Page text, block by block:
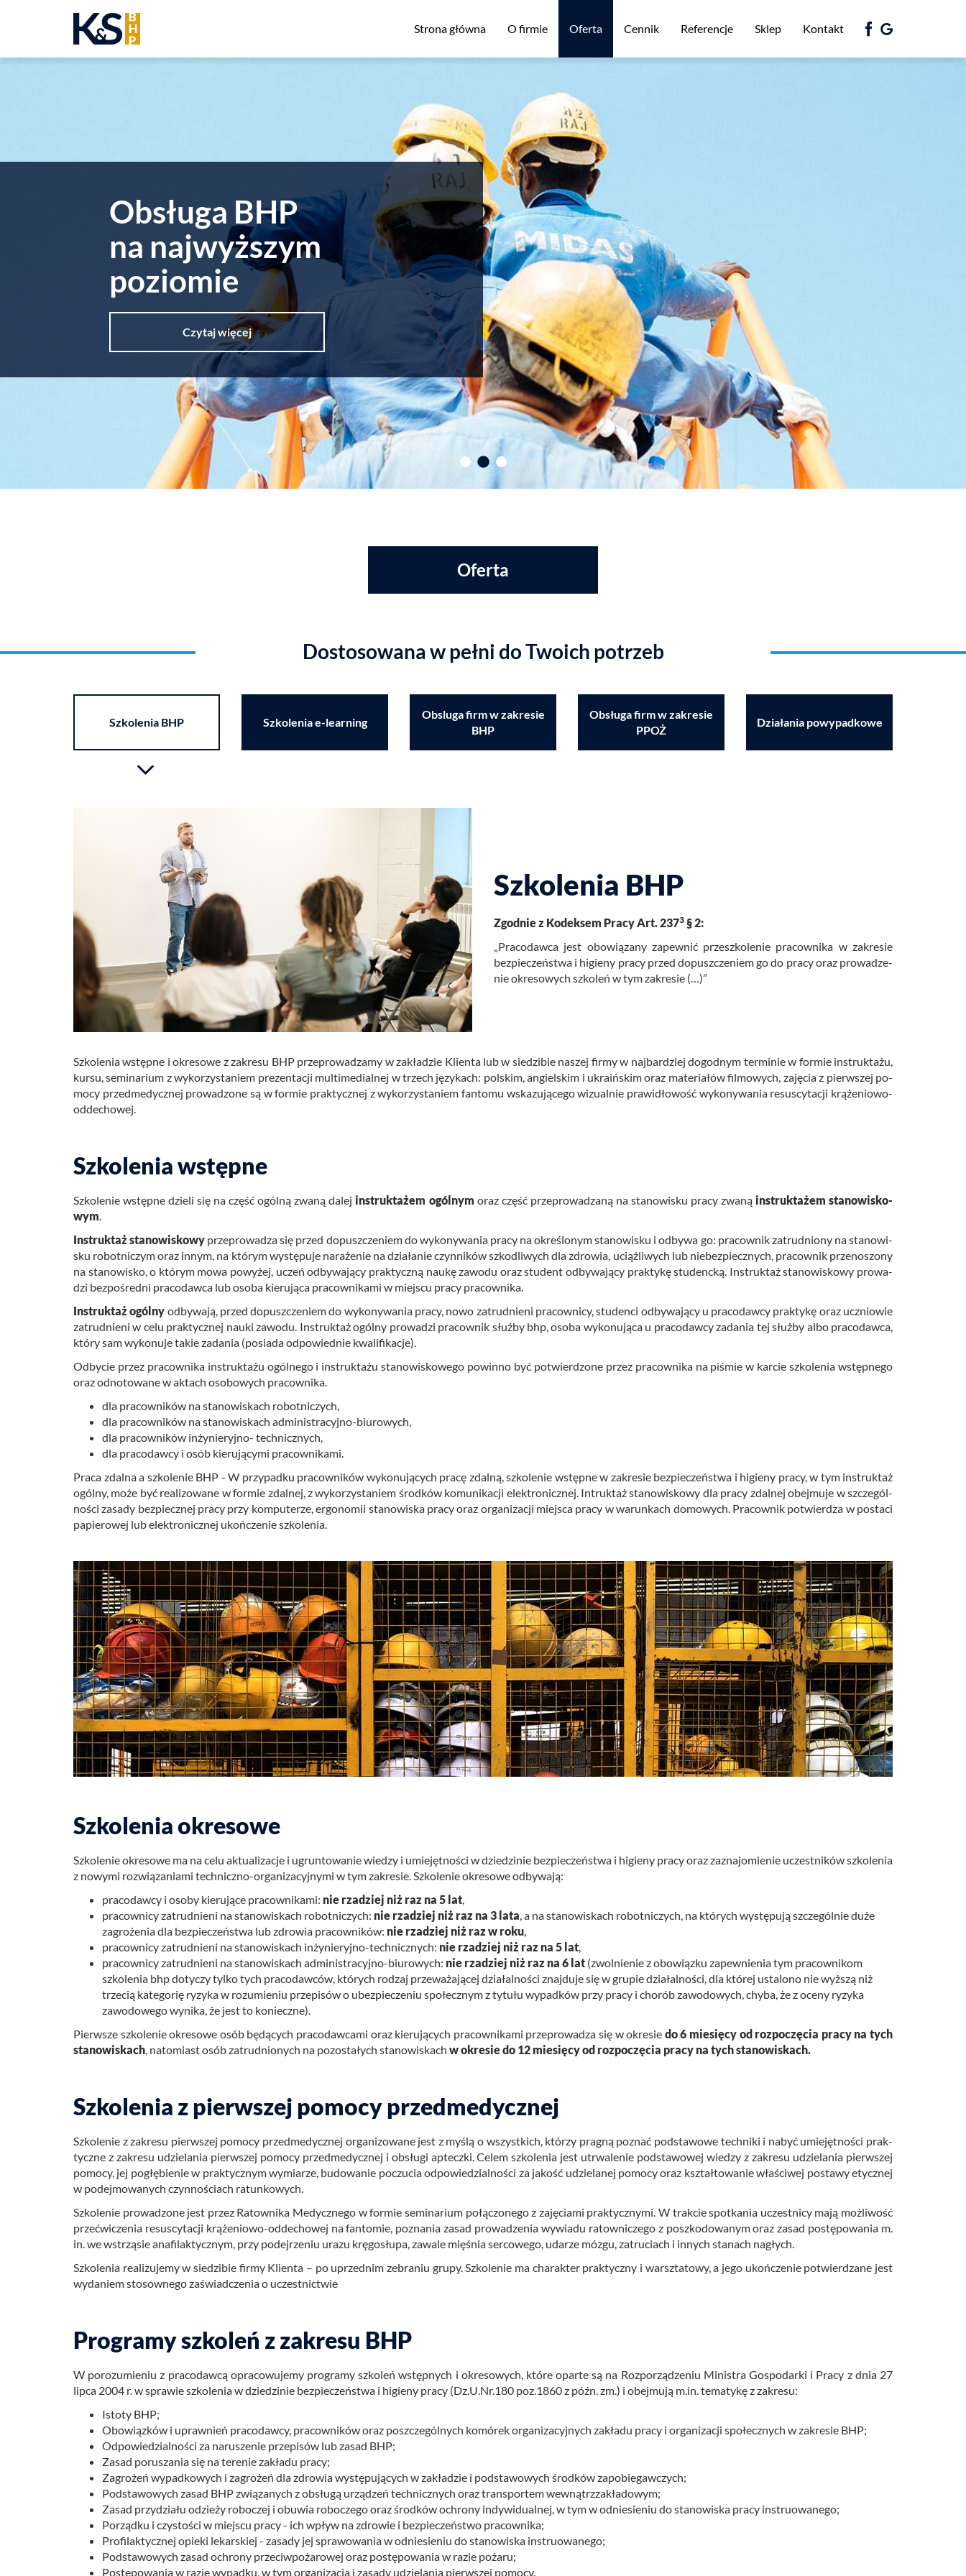
Strona główna O firmie Oferta Cennik Referencje Sklep Kontakt
Obsługa BHP
na najwyższym
poziomie
Czytaj więcej
Oferta
Dostosowana w pełni do Twoich potrzeb
Szkolenia BHP Szkolenia e-learning
Obsluga firm w zakresie
BHP
Obsługa firm w zakresie
PPOŻ
Działania powypadkowe
Szkolenia BHP
Zgod­nie z Ko­dek­sem Pracy Art. 2373 § 2:
„Pra­co­daw­ca jest obo­wią­za­ny za­pew­nić prze­szko­le­nie pra­cow­ni­ka w za­kre­sie
bez­pie­czeń­stwa i hi­gie­ny pracy przed do­pusz­cze­niem go do pracy oraz pro­wa­dze­
nie okre­so­wych szko­leń w tym za­kre­sie (…)”
Szko­le­nia wstęp­ne i okre­so­we z za­kre­su BHP prze­pro­wa­dza­my w za­kła­dzie Klien­ta lub w sie­dzi­bie na­szej firmy w naj­bar­dziej do­god­nym ter­mi­nie w for­mie in­struk­ta­żu,
kursu, se­mi­na­rium z wy­ko­rzy­sta­niem pre­zen­ta­cji mul­ti­me­dial­nej w trzech ję­zy­kach: pol­skim, an­giel­skim i ukra­iń­skim oraz ma­te­ria­łów fil­mo­wych, za­ję­cia z pierw­szej po­
mo­cy przed­me­dycz­nej pro­wa­dzo­ne są w for­mie prak­tycz­nej z wy­ko­rzy­sta­niem fan­to­mu wska­zu­ją­ce­go wi­zu­al­nie pra­wi­dło­wość wy­ko­ny­wa­nia re­su­scy­ta­cji krą­że­nio­wo-
od­de­cho­wej.
Szkolenia wstępne
Szko­le­nie wstęp­ne dzie­li się na część ogól­ną zwaną dalejin­struk­ta­żem ogól­nym oraz część prze­pro­wa­dza­ną na sta­no­wi­sku pracy zwaną in­struk­ta­żem sta­no­wi­sko­
wym.
In­struk­taż sta­no­wi­sko­wy prze­pro­wa­dza się przed do­pusz­cze­niem do wy­ko­ny­wa­nia pracy na okre­ślo­nym sta­no­wi­sku i od­by­wa go: pra­cow­nik za­trud­nio­ny na sta­no­wi­
sku ro­bot­ni­czym oraz innym, na któ­rym wy­stę­pu­je na­ra­że­nie na dzia­ła­nie czyn­ni­ków szko­dli­wych dla zdro­wia, uciąż­li­wych lub nie­bez­piecz­nych, pra­cow­nik prze­no­szo­ny
na sta­no­wi­sko, o któ­rym mowa po­wy­żej, uczeń od­by­wa­ją­cy prak­tycz­ną naukę za­wo­du oraz stu­dent od­by­wa­ją­cy prak­ty­kę stu­denc­ką. In­struk­taż sta­no­wi­sko­wy pro­wa­
dzi bez­po­śred­ni pra­co­daw­ca lub osoba kie­ru­ją­ca pra­cow­ni­ka­mi w miej­scu pracy pra­cow­ni­ka.
In­struk­taż ogól­ny od­by­wa­ją, przed do­pusz­cze­niem do wy­ko­ny­wa­nia pracy, nowo za­trud­nie­ni pra­cow­ni­cy, stu­den­ci od­by­wa­ją­cy u pra­co­daw­cy prak­ty­kę oraz ucznio­wie
za­trud­nie­ni w celu prak­tycz­nej nauki za­wo­du. In­struk­taż ogól­ny pro­wa­dzi pra­cow­nik służ­by bhp, osoba wy­ko­nu­ją­ca u pra­co­daw­cy za­da­nia tej służ­by albo pra­co­daw­ca,
który sam wy­ko­nu­je takie za­da­nia (po­sia­da od­po­wied­nie kwa­li­fi­ka­cje).
Od­by­cie przez pra­cow­ni­ka in­struk­ta­żu ogól­ne­go i in­struk­ta­żu sta­no­wi­sko­we­go po­win­no być po­twier­dzo­ne przez pra­cow­ni­ka na pi­śmie w kar­cie szko­le­nia wstęp­ne­go
oraz od­no­to­wa­ne w ak­tach oso­bo­wych pra­cow­ni­ka.
dla pracowników na stanowiskach robotniczych,
dla pracowników na stanowiskach administracyjno-biurowych,
dla pracowników inżynieryjno- technicznych,
dla pracodawcy i osób kierującymi pracownikami.
Praca zdal­na a szko­le­nie BHP - W przy­pad­ku pra­cow­ni­ków wy­ko­nu­ją­cych pracę zdal­ną, szko­le­nie wstęp­ne w za­kre­sie bez­pie­czeń­stwa i hi­gie­ny pracy, w tym in­struk­taż
ogól­ny, może być re­ali­zo­wa­ne w for­mie zdal­nej, z wy­ko­rzy­sta­niem środ­ków ko­mu­ni­ka­cji elek­tro­nicz­nej. In­truk­taż sta­no­wi­sko­wy dla pracy zdal­nej obej­mu­je w szcze­gól­
no­ści za­sa­dy bez­piecz­nej pracy przy kom­pu­te­rze, er­go­no­mii sta­no­wi­ska pracy oraz or­ga­ni­za­cji miej­sca pracy w wa­run­kach do­mo­wych. Pra­cow­nik po­twier­dza w po­sta­ci
pa­pie­ro­wej lub elek­tro­nicz­nej ukoń­cze­nie szko­le­nia.
Szkolenia okresowe
Szko­le­nie okre­so­we ma na celu ak­tu­ali­za­cje i ugrun­to­wa­nie wie­dzy i umie­jęt­no­ści w dzie­dzi­nie bez­pie­czeń­stwa i hi­gie­ny pracy oraz za­zna­jo­mie­nie uczest­ni­ków szko­le­nia
z no­wy­mi roz­wią­za­nia­mi tech­nicz­no-or­ga­ni­za­cyj­ny­mi w tym za­kre­sie. Szko­le­nie okre­so­we od­by­wa­ją:
pracodawcy i osoby kierujące pracownikami: nie rzadziej niż raz na 5 lat,
pracownicy zatrudnieni na stanowiskach robotniczych: nie rzadziej niż raz na 3 lata, a na stanowiskach robotniczych, na których występują szczególnie duże
zagrożenia dla bezpieczeństwa lub zdrowia pracowników: nie rzadziej niż raz w roku,
pracownicy zatrudnieni na stanowiskach inżynieryjno-technicznych: nie rzadziej niż raz na 5 lat,
pracownicy zatrudnieni na stanowiskach administracyjno-biurowych: nie rzadziej niż raz na 6 lat (zwolnienie z obowiązku zapewnienia tym pracownikom
szkolenia bhp dotyczy tylko tych pracodawców, których rodzaj przeważającej działalności znajduje się w grupie działalności, dla której ustalono nie wyższą niż
trzecią kategorię ryzyka w rozumieniu przepisów o ubezpieczeniu społecznym z tytułu wypadków przy pracy i chorób zawodowych, chyba, że z oceny ryzyka
zawodowego wynika, że jest to konieczne).
Pierw­sze szko­le­nie okre­so­we osób bę­dą­cych pra­co­daw­ca­mi oraz kie­ru­ją­cych pra­cow­ni­ka­mi prze­pro­wa­dza się w okre­sie do 6 mie­się­cy od roz­po­czę­cia pracy na tych
sta­no­wi­skach, na­to­miast osób za­trud­nio­nych na po­zo­sta­łych sta­no­wi­skach w okre­sie do 12 mie­się­cy od roz­po­czę­cia pracy na tych sta­no­wi­skach.
Szkolenia z pierwszej pomocy przedmedycznej
Szko­le­nie z za­kre­su pierw­szej po­mo­cy przed­me­dycz­nej or­ga­ni­zo­wa­ne jest z myślą o wszyst­kich, któ­rzy pra­gną po­znać pod­sta­wo­we tech­ni­ki i nabyć umie­jęt­no­ści prak­
tycz­ne z za­kre­su udzie­la­nia pierw­szej po­mo­cy przed­me­dycz­nej i ob­słu­gi ap­tecz­ki. Celem szko­le­nia jest utrwa­le­nie pod­sta­wo­wej wie­dzy z za­kre­su udzie­la­nia pierw­szej
po­mo­cy, jej po­głę­bie­nie w prak­tycz­nym wy­mia­rze, bu­do­wa­nie po­czu­cia od­po­wie­dzial­no­ści za ja­kość udzie­la­nej po­mo­cy oraz kształ­to­wa­nie wła­ści­wej po­sta­wy etycz­nej
w po­dej­mo­wa­nych czyn­no­ściach ra­tun­ko­wych.
Szko­le­nie pro­wa­dzo­ne jest przez Ra­tow­ni­ka Me­dycz­ne­go w for­mie se­mi­na­rium po­łą­czo­ne­go z za­ję­cia­mi prak­tycz­ny­mi. W trak­cie spo­tka­nia uczest­ni­cy mają moż­li­wość
prze­ćwi­cze­nia re­su­scy­ta­cji krą­że­nio­wo-od­de­cho­wej na fan­to­mie, po­zna­nia zasad pro­wa­dze­nia wy­wia­du ra­tow­ni­cze­go z po­szko­do­wa­nym oraz zasad po­stę­po­wa­nia m.​
in. we wstrzą­sie ana­fi­lak­tycz­nym, przy po­dej­rze­niu urazu krę­go­słu­pa, za­wa­le mię­śnia ser­co­we­go, uda­rze mózgu, za­tru­ciach i in­nych sta­nach na­głych.
Szko­le­nia re­ali­zu­je­my w sie­dzi­bie firmy Klien­ta – po uprzed­nim ze­bra­niu grupy. Szko­le­nie ma cha­rak­ter prak­tycz­ny i warsz­ta­to­wy, a jego ukoń­cze­nie po­twier­dza­ne jest
wy­da­niem sto­sow­ne­go za­świad­cze­nia o uczest­nic­twie
Programy szkoleń z zakresu BHP
W po­ro­zu­mie­niu z pra­co­daw­cą opra­co­wu­je­my pro­gra­my szko­leń wstęp­nych i okre­so­wych, które opar­te są na Roz­po­rzą­dze­niu Mi­ni­stra Go­spo­dar­ki i Pracy z dnia 27
lipca 2004 r. w spra­wie szko­le­nia w dzie­dzi­nie bez­pie­czeń­stwa i hi­gie­ny pracy (Dz.​U.​Nr.180 poz.1860 z późn. zm.) i obej­mu­ją m.​in. te­ma­ty­kę z za­kre­su:
Istoty BHP;
Obowiązków i uprawnień pracodawcy, pracowników oraz poszczególnych komórek organizacyjnych zakładu pracy i organizacji społecznych w zakresie BHP;
Odpowiedzialności za naruszenie przepisów lub zasad BHP;
Zasad poruszania się na terenie zakładu pracy;
Zagrożeń wypadkowych i zagrożeń dla zdrowia występujących w zakładzie i podstawowych środków zapobiegawczych;
Podstawowych zasad BHP związanych z obsługą urządzeń technicznych oraz transportem wewnątrzzakładowym;
Zasad przydziału odzieży roboczej i obuwia roboczego oraz środków ochrony indywidualnej, w tym w odniesieniu do stanowiska pracy instruowanego;
Porządku i czystości w miejscu pracy - ich wpływ na zdrowie i bezpieczeństwo pracownika;
Profilaktycznej opieki lekarskiej - zasady jej sprawowania w odniesieniu do stanowiska instruowanego;
Podstawowych zasad ochrony przeciwpożarowej oraz postępowania w razie pożaru;
Postępowania w razie wypadku, w tym organizacja i zasady udzielania pierwszej pomocy.